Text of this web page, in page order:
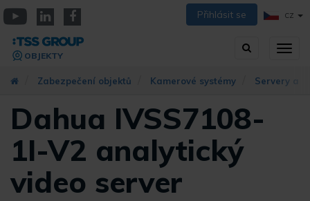
Přejít
k
hlavnímu
obsahu
Přihlásit se CZ
Vyhledávání
OBJEKTY
Zabezpečení objektů Kamerové systémy Servery a
Dahua IVSS7108-
1I-V2 analytický
video server